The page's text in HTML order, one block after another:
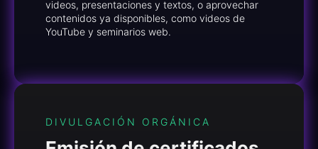
videos, presentaciones y textos, o aprovechar
contenidos ya disponibles, como videos de
YouTube y seminarios web.
DIVULGACIÓN ORGÁNICA